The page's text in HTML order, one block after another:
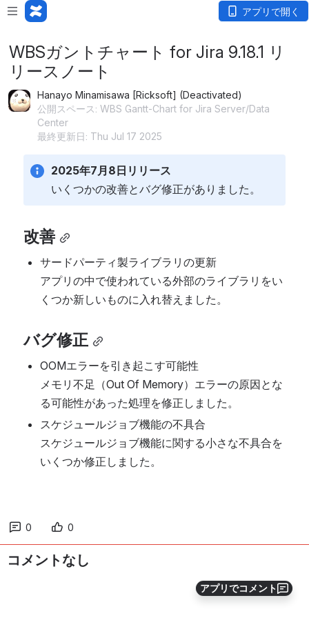
アプリで開く
アプリでコメント
WBSガントチャート for Jira 9.18.1 リ
リースノート
Hanayo Minamisawa [Ricksoft] (Deactivated)
公開スペース: WBS Gantt-Chart for Jira Server/Data
Center
最終更新日: Thu Jul 17 2025
2025年7月8日リリース
いくつかの改善とバグ修正がありました。
改善
サードパーティ製ライブラリの更新
アプリの中で使われている外部のライブラリをい
くつか新しいものに入れ替えました。
バグ修正
OOMエラーを引き起こす可能性
メモリ不足（Out Of Memory）エラーの原因とな
る可能性があった処理を修正しました。
スケジュールジョブ機能の不具合
スケジュールジョブ機能に関する小さな不具合を
いくつか修正しました。
0 0
コメントなし